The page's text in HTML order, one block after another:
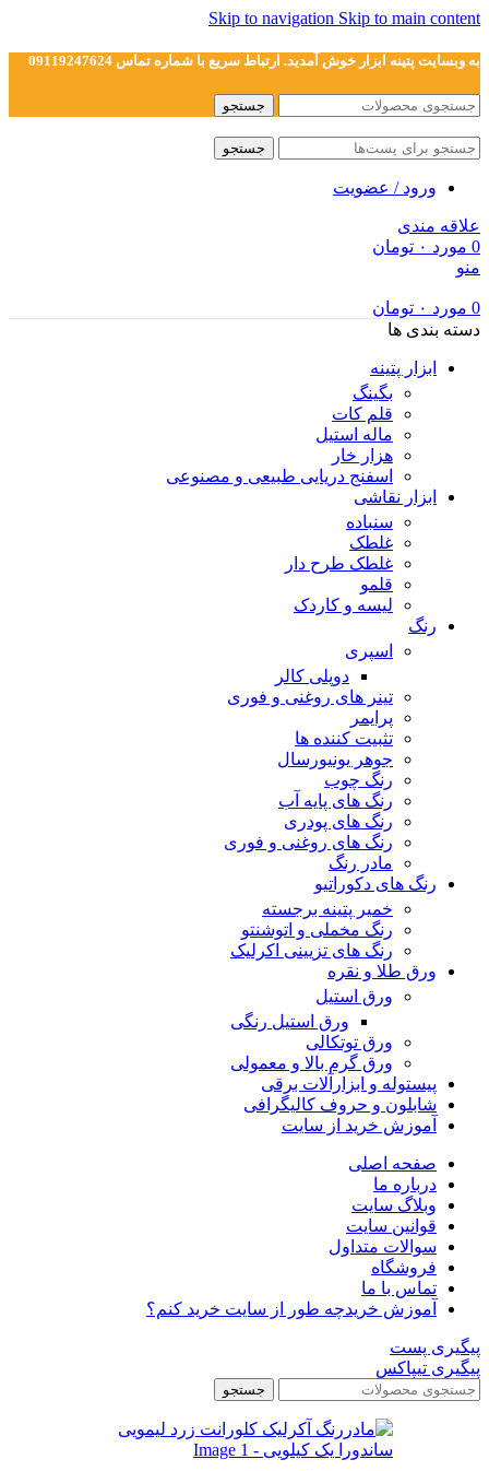
Skip to navigation Skip to main content
به وبسایت پتینه ابزار خوش آمدید. ارتباط سریع با شماره تماس 09119247624
جستجو
جستجو
ورود / عضویت
علاقه مندی
0 مورد ۰ تومان
منو
0 مورد ۰ تومان
دسته بندی ها
ابزار پتینه
بگینگ
قلم کات
ماله استیل
هزار خار
اسفنج دریایی طبیعی و مصنوعی
ابزار نقاشی
سنباده
غلطک
غلطک طرح دار
قلمو
لیسه و کاردک
رنگ
اسپری
دوپلی کالر
تینر های روغنی و فوری
پرایمر
تثبیت کننده ها
جوهر یونیورسال
رنگ چوب
رنگ‌ های پایه آب
رنگ های پودری
رنگ‌ های روغنی و فوری
مادر رنگ
رنگ های دکوراتیو
خمیر پتینه برجسته
رنگ مخملی و اتوشنتو
رنگ های تزیینی اکرلیک
ورق طلا و نقره
ورق استیل
ورق استیل رنگی
ورق توتکالی
ورق گرم بالا و معمولی
پیستوله و ابزارآلات برقی
شابلون و حروف کالیگرافی
آموزش خرید از سایت
صفحه اصلی
درباره ما
وبلاگ سایت
قوانین سایت
سوالات متداول
فروشگاه
تماس با ما
آموزش خریدچه طور از سایت خرید کنم؟
پیگیری پست
پیگیری تیپاکس
جستجو